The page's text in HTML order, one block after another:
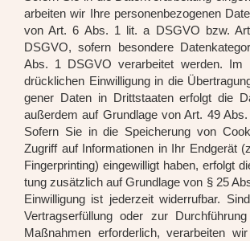
ar­bei­ten wir Ihre per­so­nen­be­zo­ge­nen
von Art. 6 Abs. 1 lit. a DSGVO bzw.
DSGVO, sofern beson­de­re
Abs. 1 DSGVO ver­ar­bei­tet wer­den.
drück­li­chen Ein­wil­li­gung in die
ge­ner Daten in Dritt­staa­ten erfolgt die
außer­dem auf Grund­la­ge von Art. 49
Sofern Sie in die Spei­che­rung von
Zugriff auf Infor­ma­tio­nen in Ihr End­ge­rät
Fin­ger­prin­ting) ein­ge­wil­ligt haben, erfolgt
tung zusätz­lich auf Grund­la­ge von § 25
Ein­wil­li­gung ist jeder­zeit wider­ruf­bar.
Ver­trags­er­fül­lung oder zur
Maß­nah­men erfor­der­lich, ver­ar­bei­ten